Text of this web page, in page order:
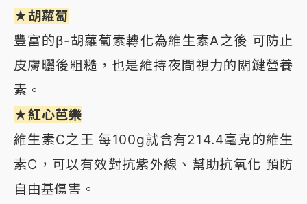
★胡蘿蔔
豐富的β-胡蘿蔔素轉化為維生素A之後 可防止
皮膚曬後粗糙，也是維持夜間視力的關鍵營養
素。
★紅心芭樂
維生素C之王 每100g就含有214.4毫克的維生
素C，可以有效對抗紫外線、幫助抗氧化 預防
自由基傷害。